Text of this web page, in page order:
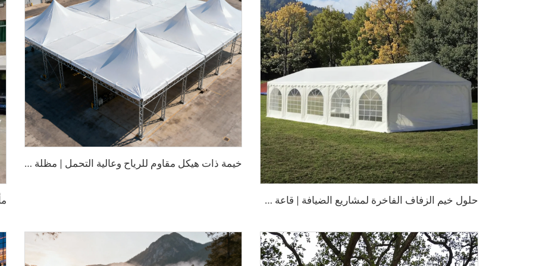
ح
لول خيم الزفاف الفاخرة لمشاريع الضيافة | قاعة ولائم بدون دعامات داخلية مع جدران جانبية زجاجية وديكور داخلي
خ
يمة ذات هيكل مقاوم للرياح وعالية التحمل | مظلة خارجية واسعة النطاق توفر مأوى آمناً في مختلف الظروف الجوية